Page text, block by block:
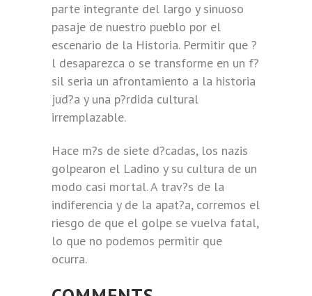
parte integrante del largo y sinuoso
pasaje de nuestro pueblo por el
escenario de la Historia. Permitir que ?
l desaparezca o se transforme en un f?
sil seria un afrontamiento a la historia
jud?a y una p?rdida cultural
irremplazable.
Hace m?s de siete d?cadas, los nazis
golpearon el Ladino y su cultura de un
modo casi mortal. A trav?s de la
indiferencia y de la apat?a, corremos el
riesgo de que el golpe se vuelva fatal,
lo que no podemos permitir que
ocurra.